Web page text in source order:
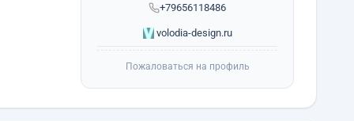
+79656118486
volodia-design.ru
Пожаловаться на профиль